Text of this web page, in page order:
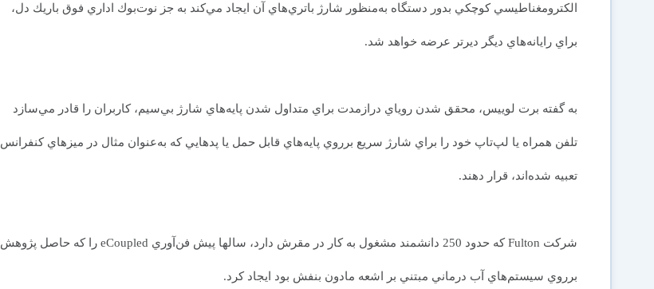
الكترومغناطيسي كوچكي بدور دستگاه به‌منظور شارژ باتري‌هاي آن ايجاد مي‌كند به جز نوت‌بوك اداري فوق باريك دل،
براي رايانه‌هاي ديگر ديرتر عرضه خواهد شد.
به گفته برت لوييس، محقق شدن روياي درازمدت براي متداول شدن پايه‌هاي شارژ بي‌سيم، كاربران را قادر مي‌سازد
تلفن همراه يا لپ‌تاپ خود را براي شارژ سريع برروي پايه‌هاي قابل حمل يا پدهايي كه به‌عنوان مثال در ميزهاي كنفرانس
تعبيه شده‌اند، قرار دهند.
شركت Fulton كه حدود 250 دانشمند مشغول به كار در مقرش دارد، سالها پيش فن‌آوري eCoupled را كه حاصل پژوهش
برروي سيستم‌هاي آب درماني مبتني بر اشعه مادون بنفش بود ايجاد كرد.